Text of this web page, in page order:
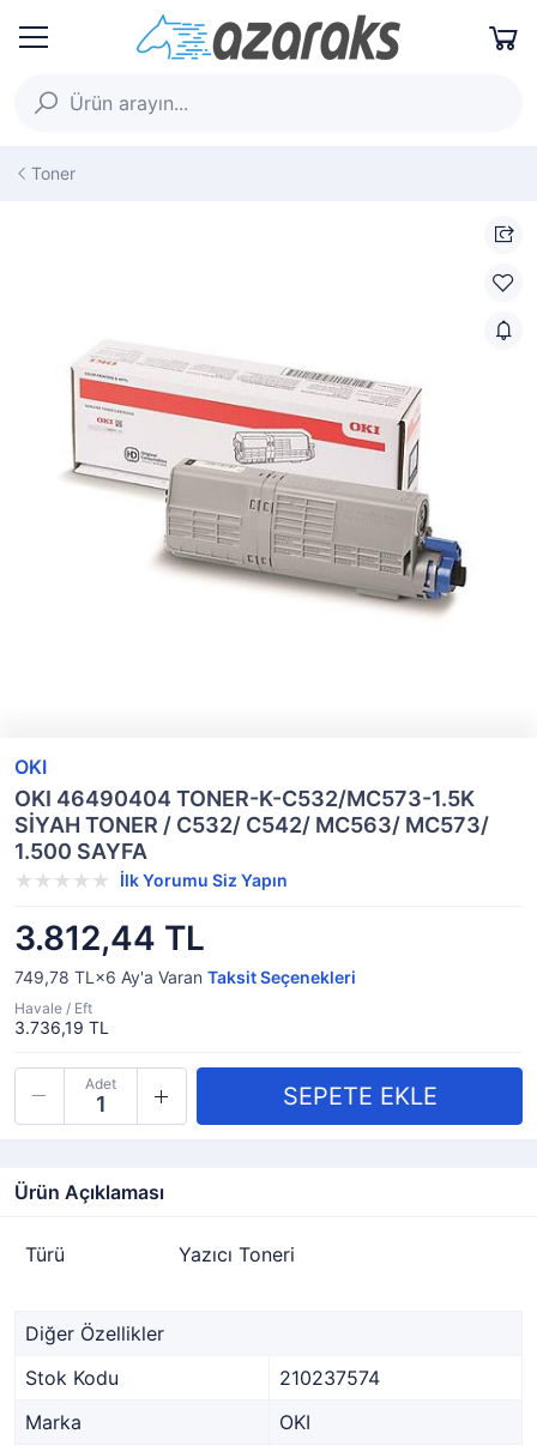
Toner
OKI
OKI 46490404 TONER-K-C532/MC573-1.5K
SİYAH TONER / C532/ C542/ MC563/ MC573/
1.500 SAYFA
İlk Yorumu Siz Yapın
3.812,44 TL
749,78 TL×6 Ay'a Varan Taksit Seçenekleri
Havale / Eft
3.736,19 TL
Adet
Ürün Açıklaması
Türü Yazıcı Toneri
Diğer Özellikler
Stok Kodu
210237574
Marka
OKI